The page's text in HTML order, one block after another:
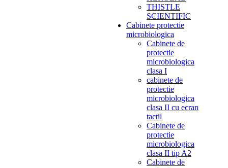
THISTLE
SCIENTIFIC
Cabinete protectie
microbiologica
Cabinete de
protectie
microbiologica
clasa I
cabinete de
protectie
microbiologica
clasa II cu ecran
tactil
Cabinete de
protectie
microbiologica
clasa II tip A2
Cabinete de